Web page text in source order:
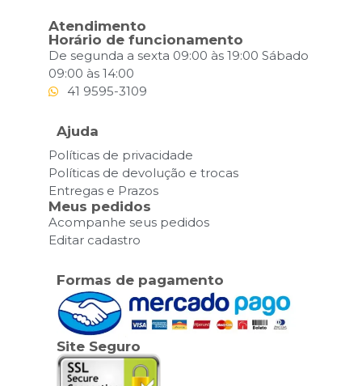
Atendimento
Horário de funcionamento
De segunda a sexta 09:00 às 19:00 Sábado
09:00 às 14:00
41 9595-3109
Ajuda
Políticas de privacidade
Políticas de devolução e trocas
Entregas e Prazos
Meus pedidos
Acompanhe seus pedidos
Editar cadastro
Formas de pagamento
Site Seguro